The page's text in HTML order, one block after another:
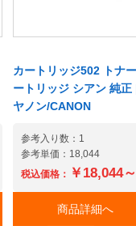
カートリッジ502 トナ
ートリッジ シアン 純正
ヤノン/CANON
参考入り数：1
参考単価：18,044
税込価格： ￥18,044～
商品詳細へ